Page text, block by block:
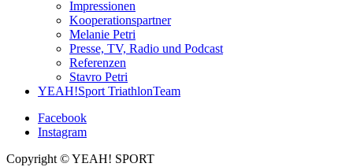
Impressionen
Kooperationspartner
Melanie Petri
Presse, TV, Radio und Podcast
Referenzen
Stavro Petri
YEAH!Sport TriathlonTeam
Facebook
Instagram
Copyright © YEAH! SPORT